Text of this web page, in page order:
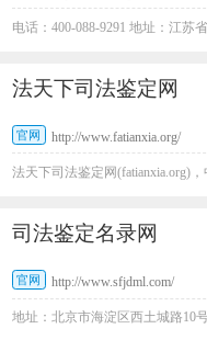
电话：400-088-9291 地址：江苏
法天下司法鉴定网
官网 http://www.fatianxia.org/
法天下司法鉴定网(fatianxia.org)
司法鉴定名录网
官网 http://www.sfjdml.com/
地址：北京市海淀区西土城路10